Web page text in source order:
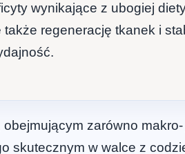
wynikające z ubogiej
regenerację tkanek i
zarówno
skutecznym w walce z